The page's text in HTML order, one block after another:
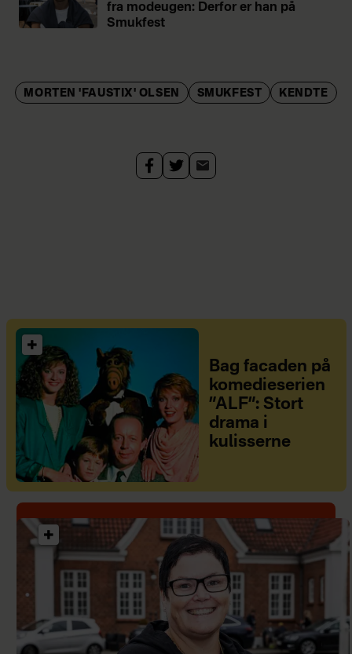
fra modeugen: Derfor er han på
Smukfest
MORTEN 'FAUSTIX' OLSEN SMUKFEST KENDTE
Bag facaden på
komedieserien
”ALF”: Stort
drama i
kulisserne